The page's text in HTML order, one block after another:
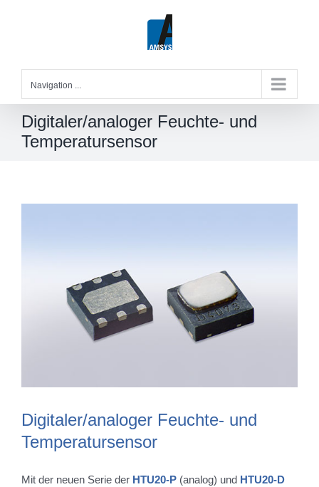
Navigation ...
Digitaler/analoger Feuchte- und
Temperatursensor
Digitaler/analoger Feuchte- und
Temperatursensor
Mit der neuen Serie der HTU20-P (analog) und HTU20-D